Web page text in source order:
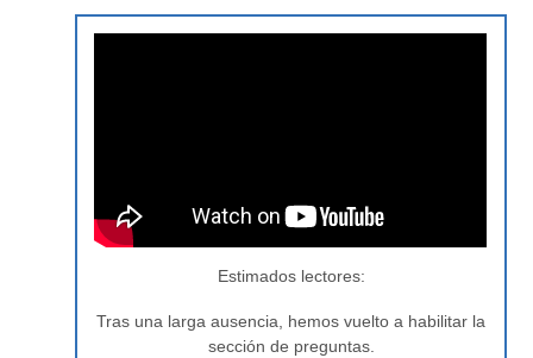
Estimados lectores:
Tras una larga ausencia, hemos vuelto a habilitar la
sección de preguntas.